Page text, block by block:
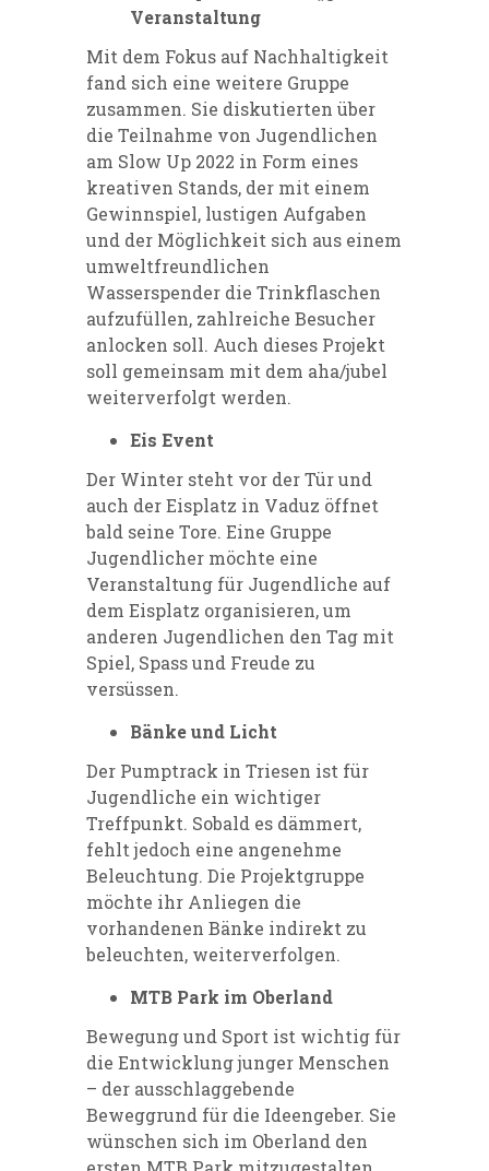
Veranstaltung
Mit dem Fokus auf Nachhaltigkeit
fand sich eine weitere Gruppe
zusammen. Sie diskutierten über
die Teilnahme von Jugendlichen
am Slow Up 2022 in Form eines
kreativen Stands, der mit einem
Gewinnspiel, lustigen Aufgaben
und der Möglichkeit sich aus einem
umweltfreundlichen
Wasserspender die Trinkflaschen
aufzufüllen, zahlreiche Besucher
anlocken soll. Auch dieses Projekt
soll gemeinsam mit dem aha/jubel
weiterverfolgt werden.
Eis Event
Der Winter steht vor der Tür und
auch der Eisplatz in Vaduz öffnet
bald seine Tore. Eine Gruppe
Jugendlicher möchte eine
Veranstaltung für Jugendliche auf
dem Eisplatz organisieren, um
anderen Jugendlichen den Tag mit
Spiel, Spass und Freude zu
versüssen.
Bänke und Licht
Der Pumptrack in Triesen ist für
Jugendliche ein wichtiger
Treffpunkt. Sobald es dämmert,
fehlt jedoch eine angenehme
Beleuchtung. Die Projektgruppe
möchte ihr Anliegen die
vorhandenen Bänke indirekt zu
beleuchten, weiterverfolgen.
MTB Park im Oberland
Bewegung und Sport ist wichtig für
die Entwicklung junger Menschen
– der ausschlaggebende
Beweggrund für die Ideengeber. Sie
wünschen sich im Oberland den